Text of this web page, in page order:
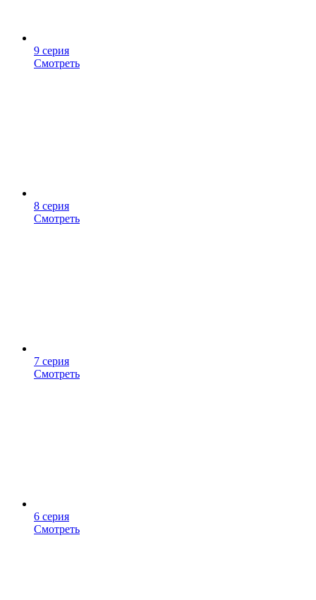
9 серия
Смотреть
8 серия
Смотреть
7 серия
Смотреть
6 серия
Смотреть